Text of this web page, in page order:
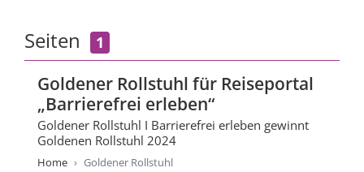
Seiten 1
Goldener Rollstuhl für Reiseportal
„Barrierefrei erleben“
Goldener Rollstuhl I Barrierefrei erleben gewinnt
Goldenen Rollstuhl 2024
Home Goldener Rollstuhl